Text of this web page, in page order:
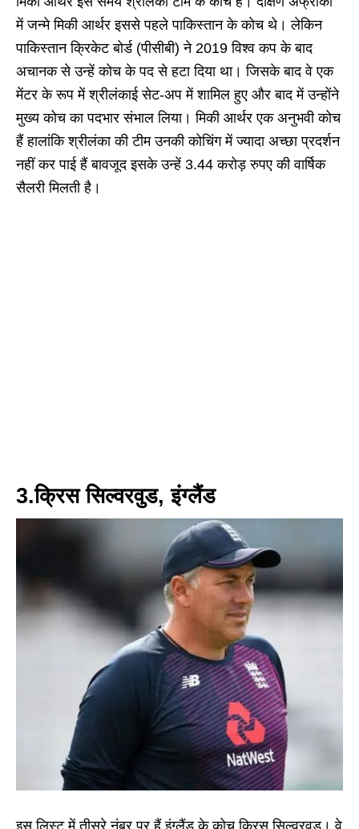
में जन्मे मिकी आर्थर इससे पहले पाकिस्तान के कोच थे। लेकिन
पाकिस्तान क्रिकेट बोर्ड (पीसीबी) ने 2019 विश्व कप के बाद
अचानक से उन्हें कोच के पद से हटा दिया था। जिसके बाद वे एक
मेंटर के रूप में श्रीलंकाई सेट-अप में शामिल हुए और बाद में उन्होंने
मुख्य कोच का पदभार संभाल लिया। मिकी आर्थर एक अनुभवी कोच
हैं हालांकि श्रीलंका की टीम उनकी कोचिंग में ज्यादा अच्छा प्रदर्शन
नहीं कर पाई हैं बावजूद इसके उन्हें 3.44 करोड़ रुपए की वार्षिक
सैलरी मिलती है।
3.क्रिस सिल्वरवुड, इंग्लैंड
इस लिस्ट में तीसरे नंबर पर हैं इंग्लैंड के कोच क्रिस सिल्वरवुड। वे